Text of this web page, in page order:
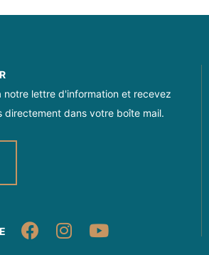
notre lettre d'information et recevez
directement dans votre boîte mail.
Suivez-nous sur
Suivez-nous
Suivez-